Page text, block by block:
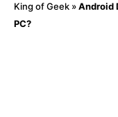
King of Geek »Android
PC?